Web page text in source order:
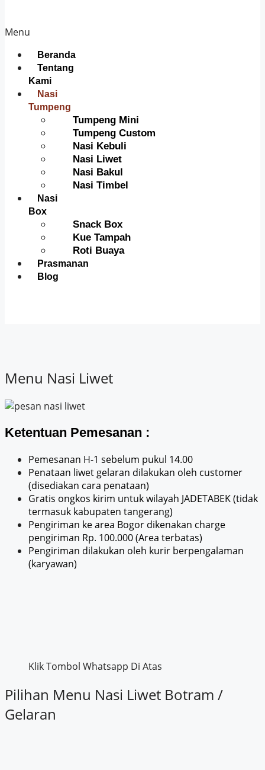
Menu
Beranda
Tentang
Kami
Nasi
Tumpeng
Tumpeng Mini
Tumpeng Custom
Nasi Kebuli
Nasi Liwet
Nasi Bakul
Nasi Timbel
Nasi
Box
Snack Box
Kue Tampah
Roti Buaya
Prasmanan
Blog
Menu Nasi Liwet
Ketentuan Pemesanan :
Pemesanan H-1 sebelum pukul 14.00
Penataan liwet gelaran dilakukan oleh customer
(disediakan cara penataan)
Gratis ongkos kirim untuk wilayah JADETABEK (tidak
termasuk kabupaten tangerang)
Pengiriman ke area Bogor dikenakan charge
pengiriman Rp. 100.000 (Area terbatas)
Pengiriman dilakukan oleh kurir berpengalaman
(karyawan)
Klik Tombol Whatsapp Di Atas
Pilihan Menu Nasi Liwet Botram /
Gelaran